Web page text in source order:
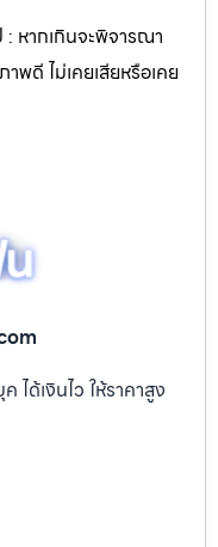
: หากเกินจะพิจารณา
พดี ไม่เคยเสียหรือเคย
ได้เงินไว ให้ราคาสูง